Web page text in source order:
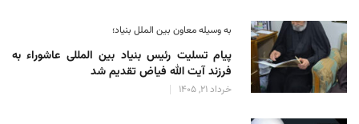
به وسیله معاون بین الملل بنیاد؛
پیام تسلیت رئیس بنیاد بین المللی عاشوراء به
فرزند آیت الله فیاض تقدیم شد
خرداد 21, 1405